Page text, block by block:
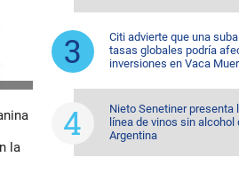
la
Citi advierte que una
tasas globales podría
inversiones en Vaca
Nieto Senetiner presenta
línea de vinos sin alcohol
Argentina